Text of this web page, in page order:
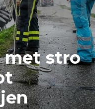
met stro